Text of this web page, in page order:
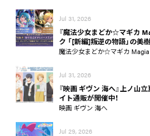
Jul 31, 2026
『魔法少女まどか☆マギカ
ク 「[新編]叛逆の物語」の美
魔法少女まどか☆マギカ Magia
Jul 31, 2026
『映画 ギヴン 海へ』上ノ山
イト通販が開催中！
映画 ギヴン 海へ
Jul 29, 2026